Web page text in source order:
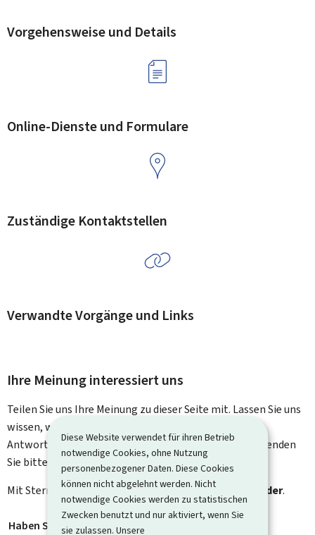
Diese Website verwendet für ihren Betrieb
notwendige Cookies, ohne Nutzung
personenbezogener Daten. Diese Cookies
können nicht abgelehnt werden. Nicht
notwendige Cookies werden zu statistischen
Zwecken benutzt und nur aktiviert, wenn Sie
sie zulassen. Unsere
Vorgehensweise und Details
Online-Dienste und Formulare
Zuständige Kontaktstellen
Verwandte Vorgänge und Links
Ihre Meinung interessiert uns
Teilen Sie uns Ihre Meinung zu dieser Seite mit. Lassen Sie uns
wissen, was wir verbessern können. Sie erhalten keine
Antwort auf Ihr Feedback. Für spezifische Fragen verwenden
Sie bitte das Kontaktformular.
Mit Stern gekennzeichnete Felder ( * ) sind Pflichtfelder.
Haben Sie gefunden, wonach Sie gesucht haben?